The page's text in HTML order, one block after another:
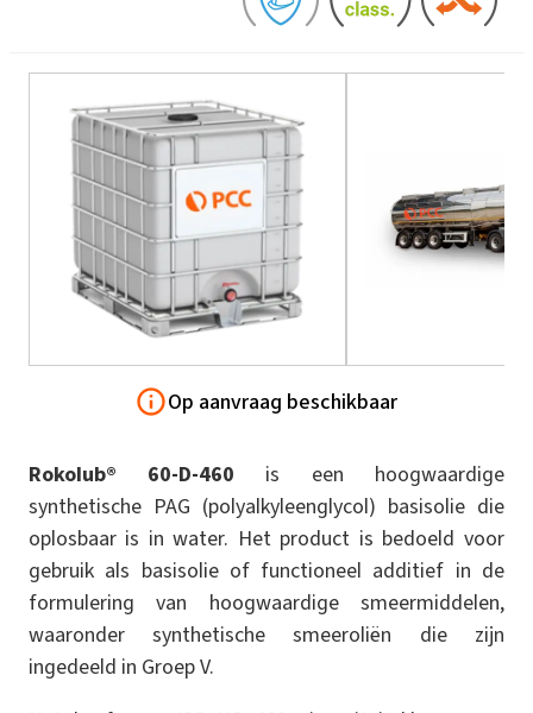
Op aanvraag beschikbaar
Rokolub® 60-D-460 is een hoogwaardige
synthetische PAG (polyalkyleenglycol) basisolie die
oplosbaar is in water. Het product is bedoeld voor
gebruik als basisolie of functioneel additief in de
formulering van hoogwaardige smeermiddelen,
waaronder synthetische smeeroliën die zijn
ingedeeld in Groep V.